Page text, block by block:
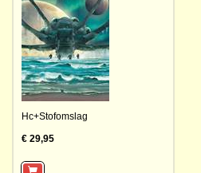
Hc+Stofomslag
€ 29,95